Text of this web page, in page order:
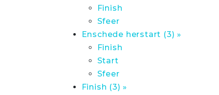
Finish
Sfeer
Enschede herstart (3) »
Finish
Start
Sfeer
Finish (3) »